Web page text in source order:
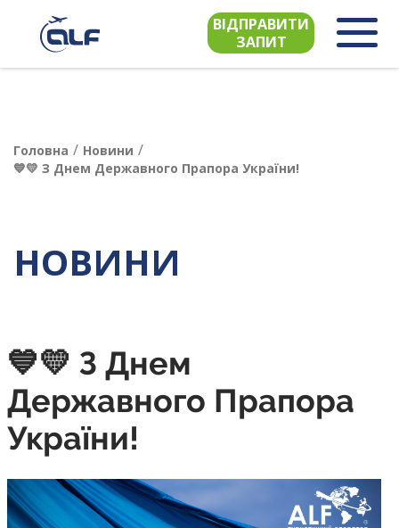
ВІДПРАВИТИ
ЗАПИТ
Головна / Новини /
💙💛 З Днем Державного Прапора України!
НОВИНИ
💙💛 З Днем
Державного Прапора
України!